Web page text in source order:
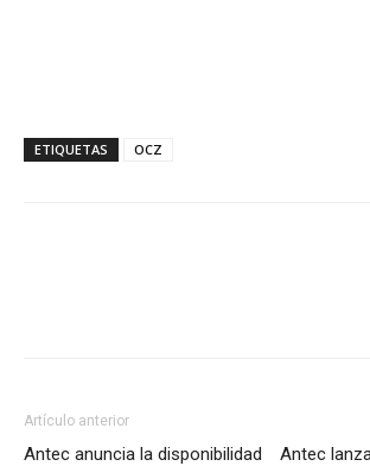
ETIQUETAS OCZ
Artículo anterior
Antec anuncia la disponibilidad
Antec